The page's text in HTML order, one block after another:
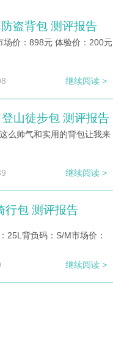
盗背包 测评报告
场价：898元 体验价：200元
继续阅读 >
山徒步包 测评报告
么帅气和实用的背包让我来
继续阅读 >
行包 测评报告
25L背负码：S/M市场价：
继续阅读 >